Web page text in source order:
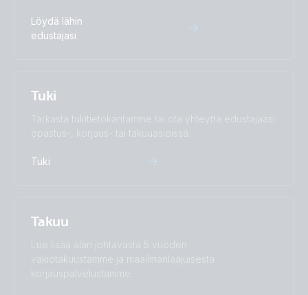
Löydä lähin
edustajasi
Tuki
Tarkasta tukitietokantamme tai ota yhteyttä edustajaasi
opastus-, korjaus- tai takuuasioissa.
Tuki
Takuu
Lue lisää alan johtavasta 5 vuoden
vakiotakuustamme ja maailmanlaajuisesta
korjauspalvelustamme.